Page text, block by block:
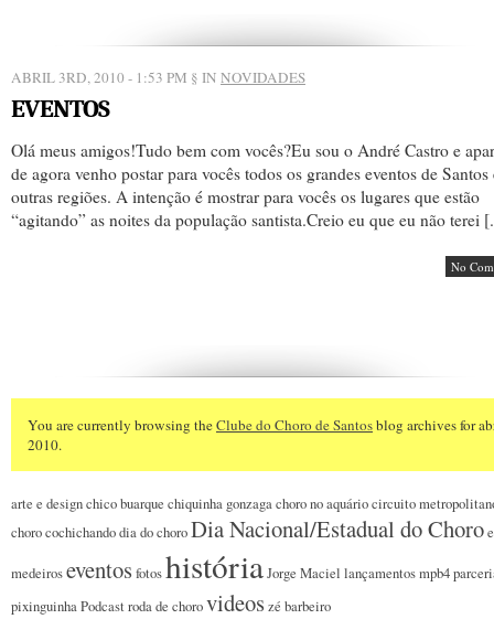
ABRIL 3RD, 2010 - 1:53 PM § IN NOVIDADES
EVENTOS
Olá meus amigos!Tudo bem com vocês?Eu sou o André Castro e
de agora venho postar para vocês todos os grandes eventos de Santos
outras regiões. A intenção é mostrar para vocês os lugares que estão
“agitando” as noites da população santista.Creio eu que eu não terei
No
You are currently browsing theClube do Choro de Santosblog archives for
2010.
arte e designchico buarque chiquinha gonzagachoro no aquáriocircuito
chorocochichandodia do choroDia Nacional/Estadual do Choro
medeiroseventos fotoshistóriaJorge Maciel lançamentosmpb4
pixinguinhaPodcastroda de chorovideos zé barbeiro